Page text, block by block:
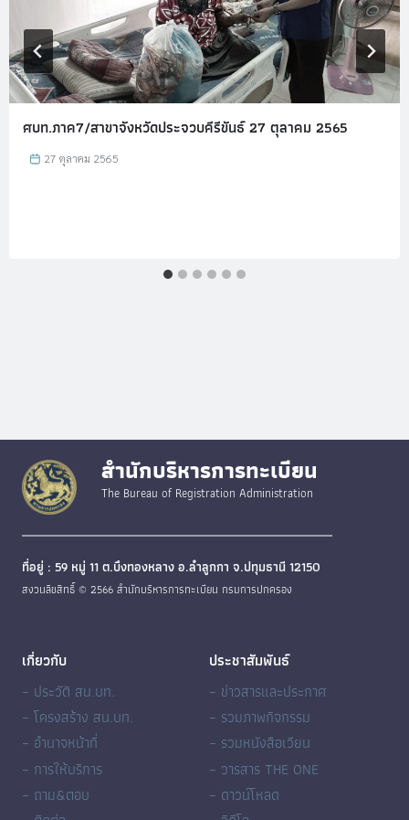
ศบท.ภาค7/สาขาจังหวัดประจวบคีรีขันธ์ 27 ตุลาคม 2565
27 ตุลาคม 2565
สำนักบริหารการทะเบียน
The Bureau of Registration Administration
ที่อยู่ : 59 หมู่ 11 ต.บึงทองหลาง อ.ลำลูกกา จ.ปทุมธานี 12150
สงวนลิขสิทธิ์ © 2566 สำนักบริหารการทะเบียน กรมการปกครอง
เกี่ยวกับ
– ประวัติ สน.บท.
– โครงสร้าง สน.บท.
– อำนาจหน้าที่
– การให้บริการ
– ถาม&ตอบ
ประชาสัมพันธ์
– ข่าวสารและประกาศ
– รวมภาพกิจกรรม
– รวมหนังสือเวียน
– วารสาร THE ONE
– ดาวน์โหลด